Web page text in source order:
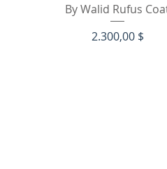
Schnellansicht
By Walid Rufus
Preis
2.300,00 $